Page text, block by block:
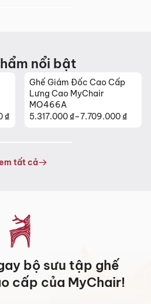
nổi bật
₫
Ghế Giám Đốc Cao Cấp
Lưng Cao MyChair
MO466A
5.317.000₫–7.709.000₫
Khoảng
5.317.000 ₫
tất cả
bộ sưu tập ghế
cấp của MyChair!